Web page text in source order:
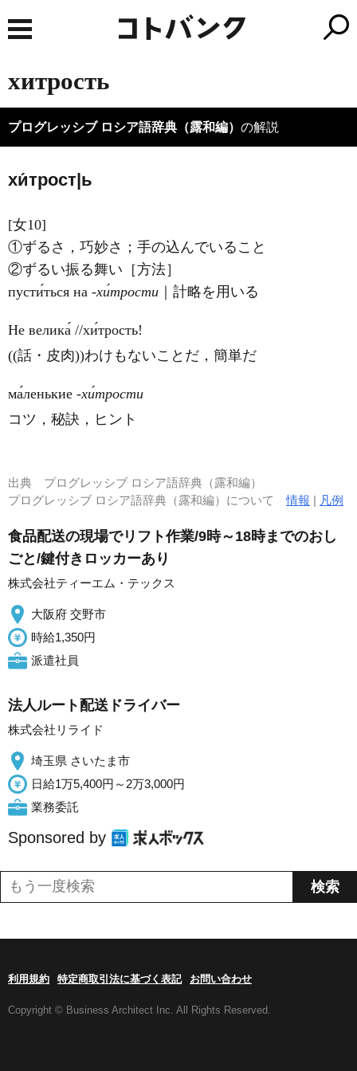
хитрость
プログレッシブ ロシア語辞典（露和編） の解説
хи́трост|ь
[女10]
①ずるさ，巧妙さ；手の込んでいること
②ずるい振る舞い［方法］
пусти́ться на ‐хи́трости ｜計略を用いる
Не велика́ //хи́трость!
((話・皮肉))わけもないことだ，簡単だ
ма́ленькие ‐хи́трости
コツ，秘訣，ヒント
出典 プログレッシブ ロシア語辞典（露和編）
プログレッシブ ロシア語辞典（露和編）について情報 | 凡例
食品配送の現場でリフト作業/9時～18時までのおし
ごと/鍵付きロッカーあり
株式会社ティーエム・テックス
大阪府 交野市
時給1,350円
派遣社員
法人ルート配送ドライバー
株式会社リライド
埼玉県 さいたま市
日給1万5,400円～2万3,000円
業務委託
Sponsored by
利用規約 特定商取引法に基づく表記 お問い合わせ
Copyright © Business Architect Inc. All Rights Reserved.